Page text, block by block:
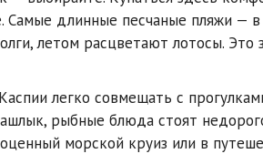
Самые длинные песчаные пляжи —
летом расцветают лотосы.
легко совмещать с
рыбные блюда стоят
морской круиз или в